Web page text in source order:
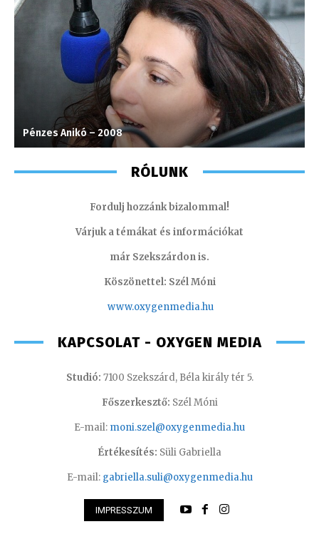
Pénzes Anikó – 2008
RÓLUNK
Fordulj hozzánk bizalommal!
Várjuk a témákat és információkat
már Szekszárdon is.
Köszönettel: Szél Móni
www.oxygenmedia.hu
KAPCSOLAT - OXYGEN MEDIA
Studió: 7100 Szekszárd, Béla király tér 5.
Főszerkesztő: Szél Móni
E-mail: moni.szel@oxygenmedia.hu
Értékesítés: Süli Gabriella
E-mail: gabriella.suli@oxygenmedia.hu
IMPRESSZUM